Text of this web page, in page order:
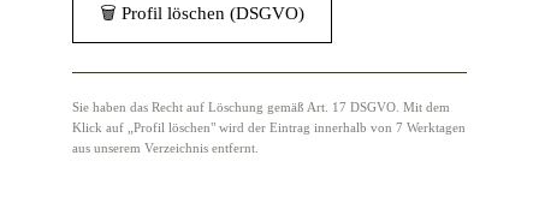
🗑 Profil löschen (DSGVO)
Sie haben das Recht auf Löschung gemäß Art. 17 DSGVO. Mit dem
Klick auf „Profil löschen" wird der Eintrag innerhalb von 7 Werktagen
aus unserem Verzeichnis entfernt.